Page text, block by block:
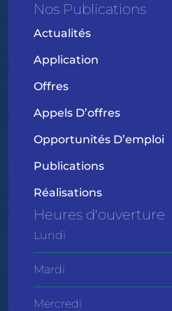
Nos Publications
Actualités
Application
Offres
Appels D’offres
Opportunités D’emploi
Publications
Réalisations
Heures d'ouverture
Lundi
Mardi
Mercredi